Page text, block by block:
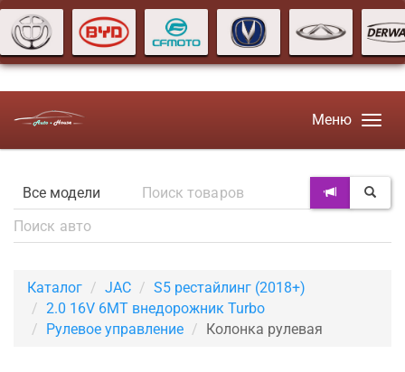
Меню
Каталог JAC
S5 рестайлинг (2018+)
2.0 16V 6MT внедорожник Turbo
Рулевое управление
Колонка рулевая